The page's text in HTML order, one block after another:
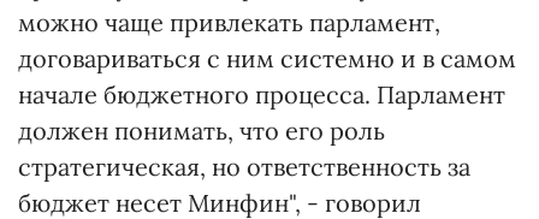
можно чаще привлекать парламент,
договариваться с ним системно и в самом
начале бюджетного процесса. Парламент
должен понимать, что его роль
стратегическая, но ответственность за
бюджет несет Минфин", - говорил